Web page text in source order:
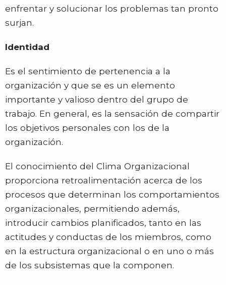
enfrentar y solucionar los problemas tan pronto
surjan.
Identidad
Es el sentimiento de pertenencia a la
organización y que se es un elemento
importante y valioso dentro del grupo de
trabajo. En general, es la sensación de compartir
los objetivos personales con los de la
organización.
El conocimiento del Clima Organizacional
proporciona retroalimentación acerca de los
procesos que determinan los comportamientos
organizacionales, permitiendo además,
introducir cambios planificados, tanto en las
actitudes y conductas de los miembros, como
en la estructura organizacional o en uno o más
de los subsistemas que la componen.